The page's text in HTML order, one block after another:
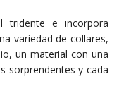
tridente e incorpora
variedad de collares,
un material con una
sorprendentes y cada